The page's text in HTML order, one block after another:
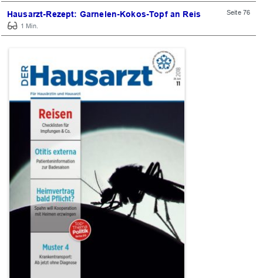
Hausarzt-Rezept: Garnelen-Kokos-Topf an Reis
Seite 76
1 Min.